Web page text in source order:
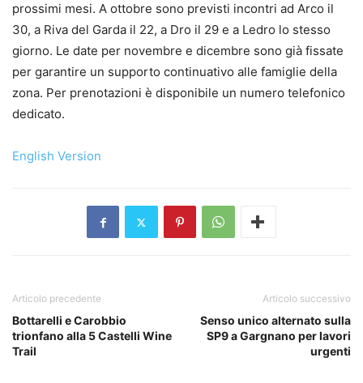
prossimi mesi. A ottobre sono previsti incontri ad Arco il
30, a Riva del Garda il 22, a Dro il 29 e a Ledro lo stesso
giorno. Le date per novembre e dicembre sono già fissate
per garantire un supporto continuativo alle famiglie della
zona. Per prenotazioni è disponibile un numero telefonico
dedicato.
English Version
Articolo precedente
Bottarelli e Carobbio
trionfano alla 5 Castelli Wine
Trail
Articolo successivo
Senso unico alternato sulla
SP9 a Gargnano per lavori
urgenti